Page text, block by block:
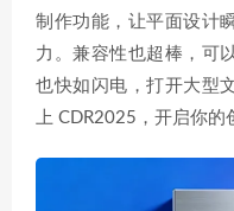
制作功能，让平面设计
力。兼容性也超棒，可
也快如闪电，打开大型
上 CDR2025，开启你的